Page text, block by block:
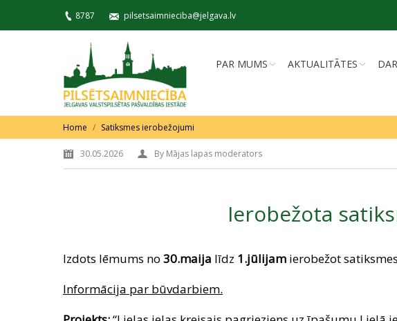
8787 pilsetsaimnieciba@jelgava.lv
PAR MUMS AKTUALITĀTES
You are here:
Home Satiksmes ierobežojumi
30.05.2026 By Mājas lapas moderators
Ierobežota
Izdots lēmums no 30.maija līdz 1.jūlijam ierobežot
Informācija par būvdarbiem.